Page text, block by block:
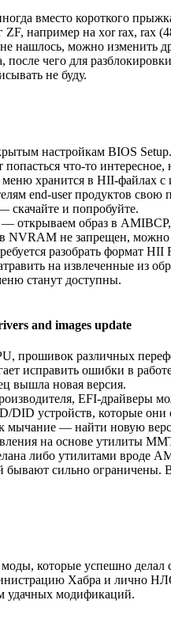
вместо короткого
например на xor rax, rax
нашлось, можно изменить
чего для
не буду.
настройкам BIOS Setup.
попасться что-то
меню хранится в HII-файлах
end-user продуктов
скачайте и попробуйте.
открываем образ в
NVRAM не запрещен, можно
разобрать формат
на извлеченные из
станут доступны.
and images update
прошивок различных
исправить ошибки в
вышла новая версия.
EFI-драйверы
устройств, которые
мычание — найти новую
на основе утилиты
либо утилитами вроде
бывают сильно ограничены.
моды, которые успешно
Хабра и лично НЛО
удачных модификаций.